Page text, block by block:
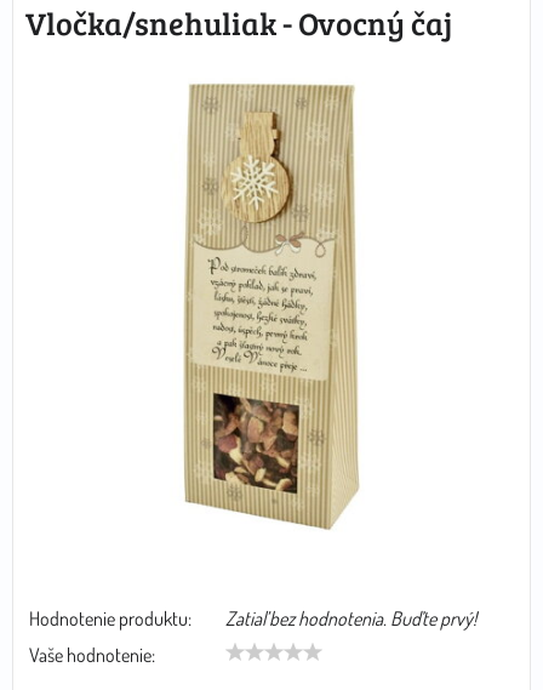
Vločka/snehuliak - Ovocný čaj
Hodnotenie produktu:
Zatiaľ bez hodnotenia. Buďte prvý!
Vaše hodnotenie: